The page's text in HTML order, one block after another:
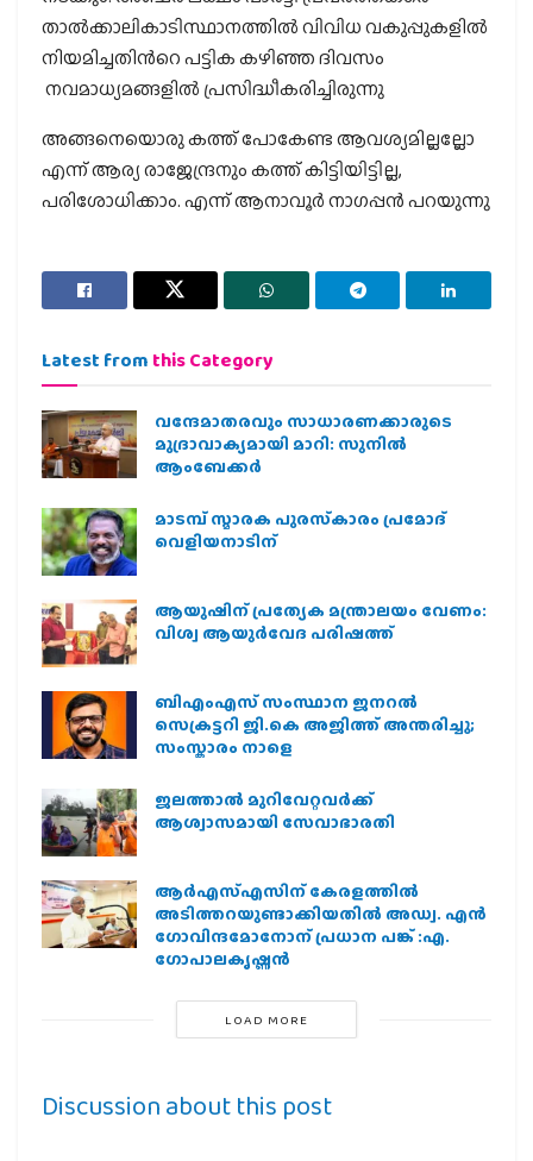
താല്‍ക്കാലികാടിസ്ഥാനത്തില്‍ വിവിധ വകുപ്പുകളില്‍
നിയമിച്ചതിന്‍റെ പട്ടിക കഴിഞ്ഞ ദിവസം
നവമാധ്യമങ്ങളില്‍ പ്രസിദ്ധീകരിച്ചിരുന്നു
അങ്ങനെയൊരു കത്ത് പോകേണ്ട ആവശ്യമില്ലല്ലോ
എന്ന് ആര്യ രാജേന്ദ്രനും കത്ത് കിട്ടിയിട്ടില്ല,
പരിശോധിക്കാം. എന്ന് ആനാവൂര്‍ നാഗപ്പന്‍ പറയുന്നു
Latest from this Category
വന്ദേമാതരവും സാധാരണക്കാരുടെ
മുദ്രാവാക്യമായി മാറി: സുനിൽ
ആംബേക്കർ
മാടമ്പ് സ്മാരക പുരസ്‌കാരം പ്രമോദ്
വെളിയനാടിന്
ആയുഷിന് പ്രത്യേക മന്ത്രാലയം വേണം:
വിശ്വ ആയുര്‍വേദ പരിഷത്ത്
ബിഎംഎസ് സംസ്ഥാന ജനറൽ
സെക്രട്ടറി ജി.കെ അജിത്ത് അന്തരിച്ചു;
സംസ്കാരം നാളെ
ജലത്താല്‍ മുറിവേറ്റവര്‍ക്ക്
ആശ്വാസമായി സേവാഭാരതി
ആര്‍എസ്എസിന് കേരളത്തില്‍
അടിത്തറയുണ്ടാക്കിയതില്‍ അഡ്വ. എന്‍
ഗോവിന്ദമോനോന് പ്രധാന പങ്ക് :എ.
ഗോപാലകൃഷ്ണന്‍
LOAD MORE
Discussion about this post